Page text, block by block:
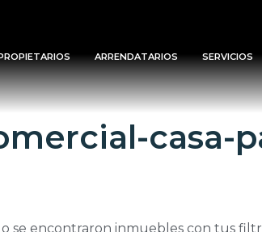
ARRENDATARIOS SERVICIOS
casa-
se encontraron inmuebles con tus